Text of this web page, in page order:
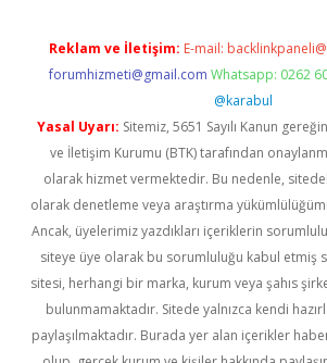
Reklam ve İletişim: E-mail:
forumhizmeti@gmail.com Whatsapp: 0262
@karabul
Yasal Uyarı: Sitemiz, 5651 Sayılı Kanun
ve İletişim Kurumu (BTK) tarafından
olarak hizmet vermektedir. Bu nedenle,
olarak denetleme veya araştırma
Ancak, üyelerimiz yazdıkları içeriklerin
siteye üye olarak bu sorumluluğu kabul etmiş
sitesi, herhangi bir marka, kurum veya şahıs
bulunmamaktadır. Sitede yalnızca kendi
paylaşılmaktadır. Burada yer alan içerikler